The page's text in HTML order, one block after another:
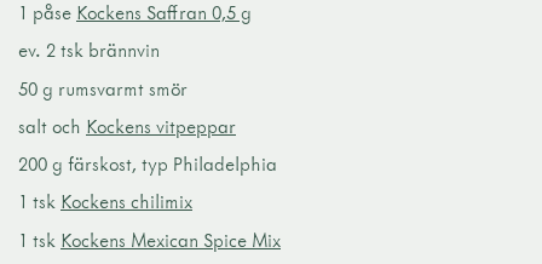
1 påse Kockens Saffran 0,5 g
ev. 2 tsk brännvin
50 g rumsvarmt smör
salt och Kockens vitpeppar
200 g färskost, typ Philadelphia
1 tsk Kockens chilimix
1 tsk Kockens Mexican Spice Mix